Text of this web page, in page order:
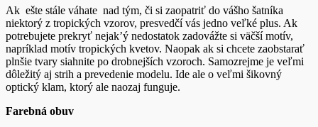
Ak ešte stále váhate nad tým, či si zaopatriť do vášho šatníka
niektorý z tropických vzorov, presvedčí vás jedno veľké plus. Ak
potrebujete prekryť nejak’ý nedostatok zadovážte si väčší motív,
napríklad motív tropických kvetov. Naopak ak si chcete zaobstarať
plnšie tvary siahnite po drobnejších vzoroch. Samozrejme je veľmi
dôležitý aj strih a prevedenie modelu. Ide ale o veľmi šikovný
optický klam, ktorý ale naozaj funguje.
Farebná obuv